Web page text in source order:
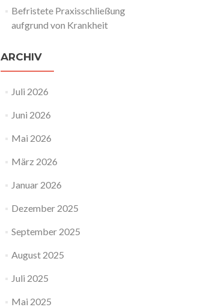
Befristete Praxisschließung
aufgrund von Krankheit
ARCHIV
Juli 2026
Juni 2026
Mai 2026
März 2026
Januar 2026
Dezember 2025
September 2025
August 2025
Juli 2025
Mai 2025